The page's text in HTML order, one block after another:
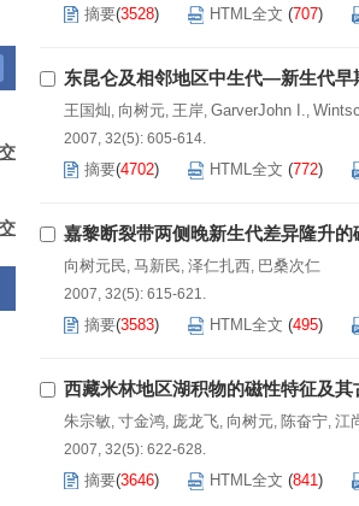
摘要(3528) HTML全文 (707)
东昆仑及相邻地区中生代—新生代早
王国灿, 向树元, 王岸, GarverJohn I.,
2007, 32(5): 605-614.
摘要(4702) HTML全文 (772)
嘉黎断裂带两侧晚新生代差异隆升
向树元民, 马新民, 泽仁扎西, 巴桑次仁
2007, 32(5): 615-621.
摘要(3583) HTML全文 (495)
西藏米林地区湖积物的磁性特征及其
朱宗敏, 寸金鸿, 庞龙飞, 向树元, 陈奋宁, 江
2007, 32(5): 622-628.
摘要(3646) HTML全文 (841)